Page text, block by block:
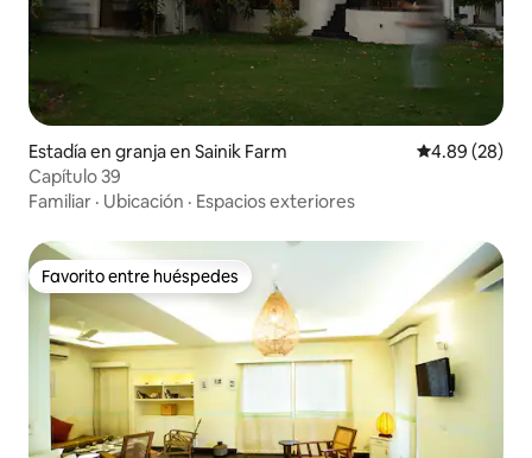
Estadía en granja en Sainik Farm Calificación
4.89 (28)
Capítulo 39
Familiar · Ubicación · Espacios exteriores
Favorito entre huéspedes
Favorito entre huéspedes